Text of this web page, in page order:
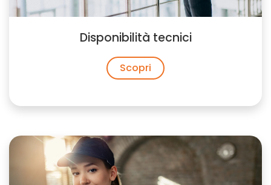
Disponibilità tecnici
Scopri